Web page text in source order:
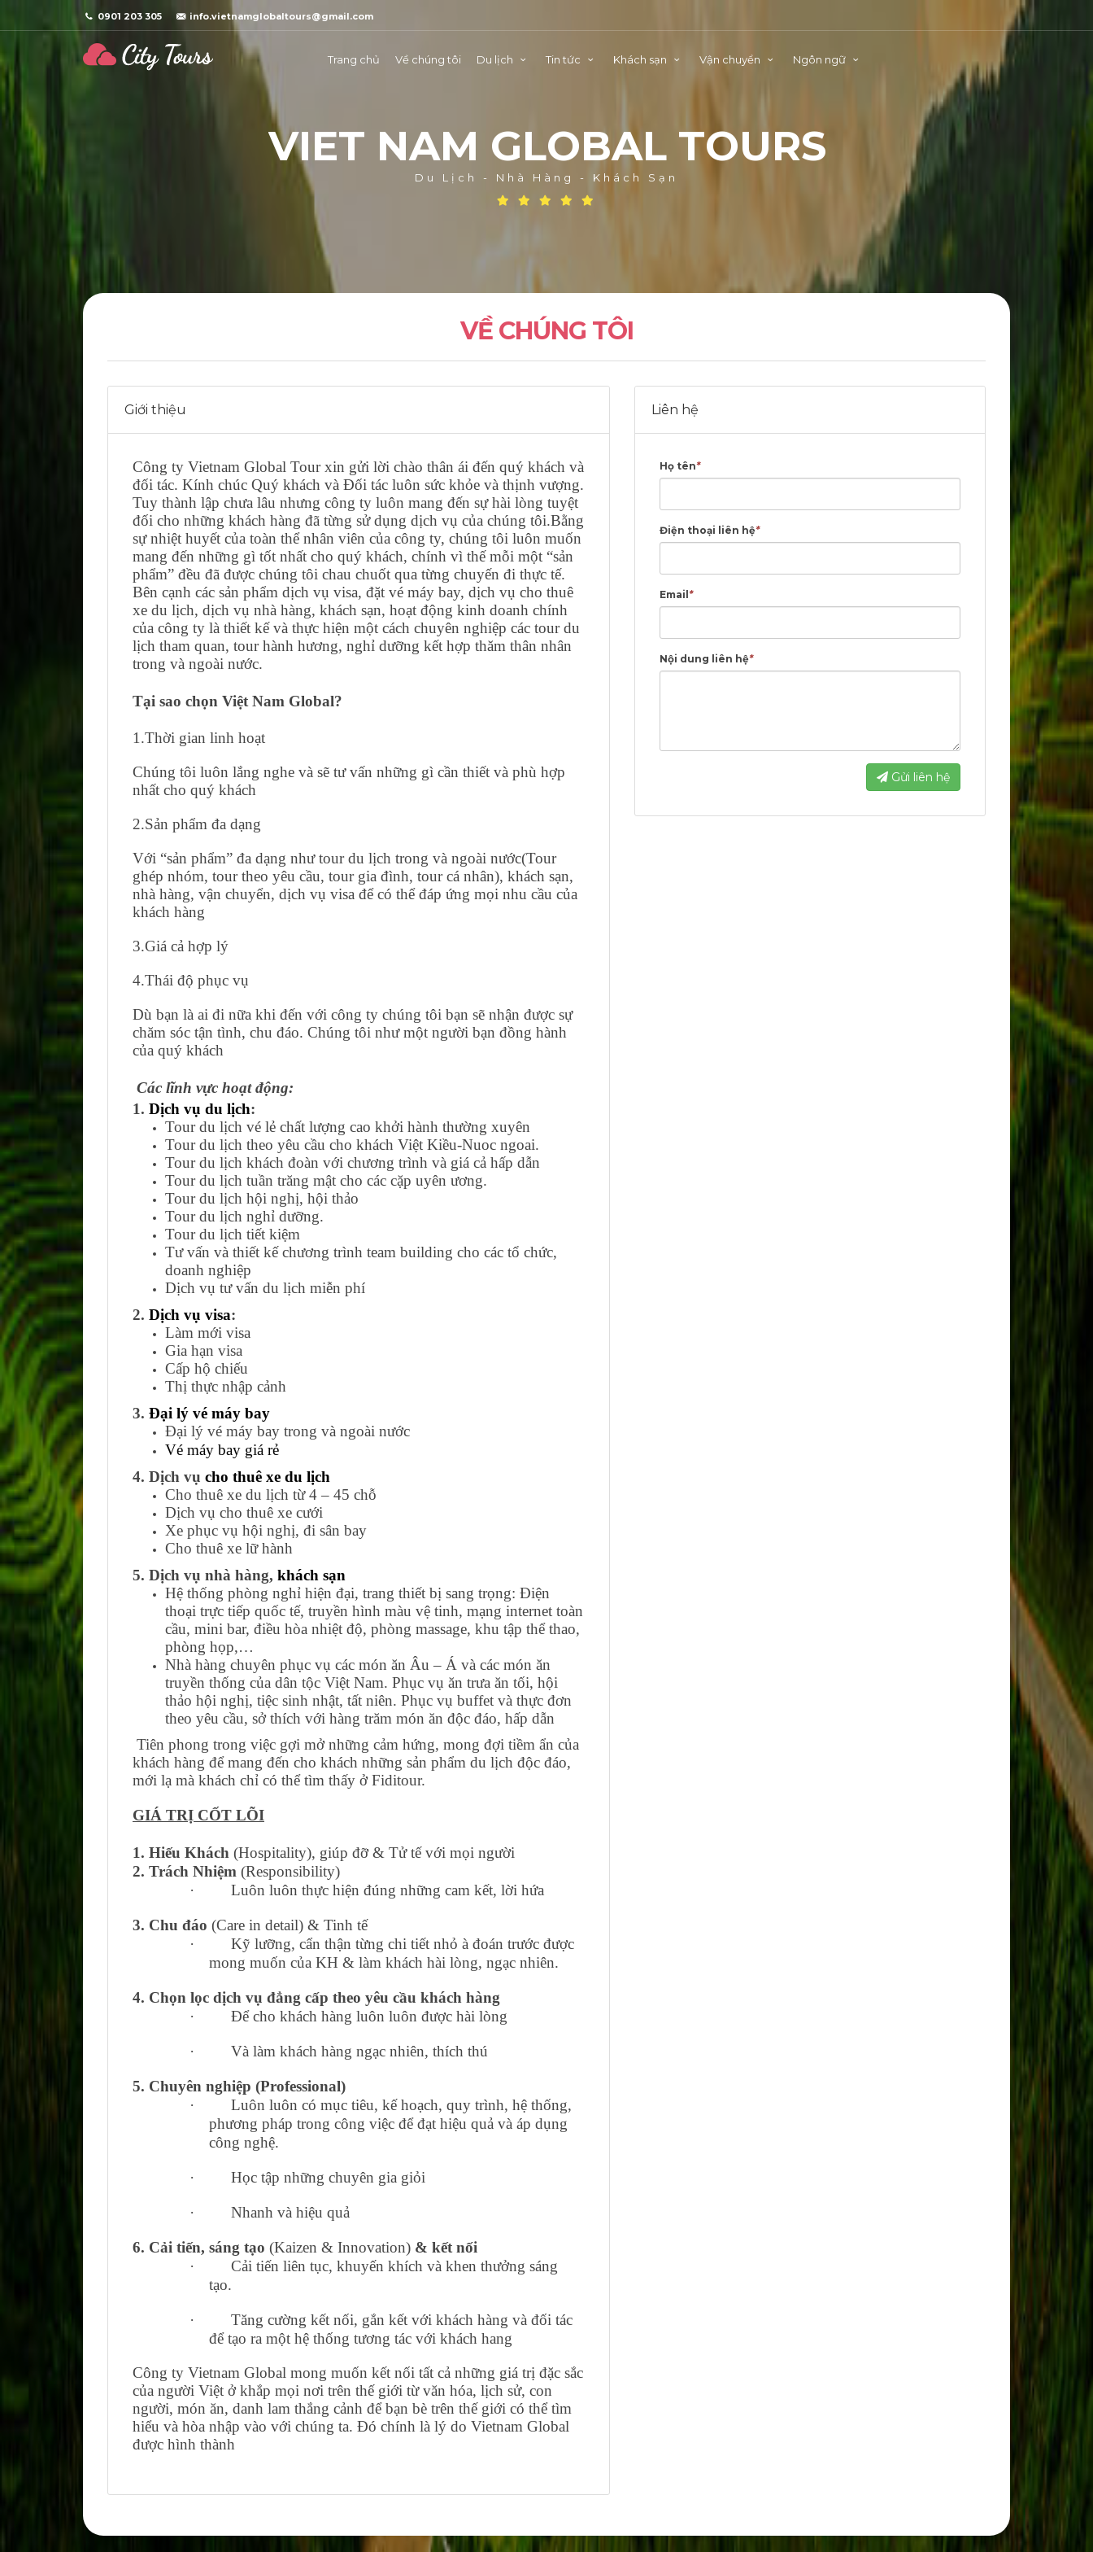
0901 203 305 info.vietnamglobaltours@gmail.com
Trang chủ Về chúng tôi Du lịch Tin tức Khách sạn Vận chuyển Ngôn ngữ
VIET NAM GLOBAL TOURS
Du Lịch - Nhà Hàng - Khách Sạn
VỀ CHÚNG TÔI
Giới thiệu
Công ty Vietnam Global Tour xin gửi lời chào thân ái đến quý khách và
đối tác. Kính chúc Quý khách và Đối tác luôn sức khỏe và thịnh vượng.
Tuy thành lập chưa lâu nhưng công ty luôn mang đến sự hài lòng tuyệt
đối cho những khách hàng đã từng sử dụng dịch vụ của chúng tôi.Bằng
sự nhiệt huyết của toàn thể nhân viên của công ty, chúng tôi luôn muốn
mang đến những gì tốt nhất cho quý khách, chính vì thế mỗi một “sản
phẩm” đều đã được chúng tôi chau chuốt qua từng chuyến đi thực tế.
Bên cạnh các sản phẩm dịch vụ visa, đặt vé máy bay, dịch vụ cho thuê
xe du lịch, dịch vụ nhà hàng, khách sạn, hoạt động kinh doanh chính
của công ty là thiết kế và thực hiện một cách chuyên nghiệp các tour du
lịch tham quan, tour hành hương, nghỉ dưỡng kết hợp thăm thân nhân
trong và ngoài nước.
Tại sao chọn Việt Nam Global?
1.Thời gian linh hoạt
Chúng tôi luôn lắng nghe và sẽ tư vấn những gì cần thiết và phù hợp
nhất cho quý khách
2.Sản phẩm đa dạng
Với “sản phẩm” đa dạng như tour du lịch trong và ngoài nước(Tour
ghép nhóm, tour theo yêu cầu, tour gia đình, tour cá nhân), khách sạn,
nhà hàng, vận chuyển, dịch vụ visa để có thể đáp ứng mọi nhu cầu của
khách hàng
3.Giá cả hợp lý
4.Thái độ phục vụ
Dù bạn là ai đi nữa khi đến với công ty chúng tôi bạn sẽ nhận được sự
chăm sóc tận tình, chu đáo. Chúng tôi như một người bạn đồng hành
của quý khách
Các lĩnh vực hoạt động:
1. Dịch vụ du lịch:
Tour du lịch vé lẻ chất lượng cao khởi hành thường xuyên
Tour du lịch theo yêu cầu cho khách Việt Kiều-Nuoc ngoai.
Tour du lịch khách đoàn với chương trình và giá cả hấp dẫn
Tour du lịch tuần trăng mật cho các cặp uyên ương.
Tour du lịch hội nghị, hội thảo
Tour du lịch nghỉ dưỡng.
Tour du lịch tiết kiệm
Tư vấn và thiết kế chương trình team building cho các tổ chức,
doanh nghiệp
Dịch vụ tư vấn du lịch miễn phí
2. Dịch vụ visa:
Làm mới visa
Gia hạn visa
Cấp hộ chiếu
Thị thực nhập cảnh
3. Đại lý vé máy bay
Đại lý vé máy bay trong và ngoài nước
Vé máy bay giá rẻ
4. Dịch vụ cho thuê xe du lịch
Cho thuê xe du lịch từ 4 – 45 chỗ
Dịch vụ cho thuê xe cưới
Xe phục vụ hội nghị, đi sân bay
Cho thuê xe lữ hành
5. Dịch vụ nhà hàng, khách sạn
Hệ thống phòng nghỉ hiện đại, trang thiết bị sang trọng: Điện
thoại trực tiếp quốc tế, truyền hình màu vệ tinh, mạng internet toàn
cầu, mini bar, điều hòa nhiệt độ, phòng massage, khu tập thể thao,
phòng họp,…
Nhà hàng chuyên phục vụ các món ăn Âu – Á và các món ăn
truyền thống của dân tộc Việt Nam. Phục vụ ăn trưa ăn tối, hội
thảo hội nghị, tiệc sinh nhật, tất niên. Phục vụ buffet và thực đơn
theo yêu cầu, sở thích với hàng trăm món ăn độc đáo, hấp dẫn
Tiên phong trong việc gợi mở những cảm hứng, mong đợi tiềm ẩn của
khách hàng để mang đến cho khách những sản phẩm du lịch độc đáo,
mới lạ mà khách chỉ có thể tìm thấy ở Fiditour.
GIÁ TRỊ CỐT LÕI
1. Hiếu Khách (Hospitality), giúp đỡ & Tử tế với mọi người
2. Trách Nhiệm (Responsibility)
·
Luôn luôn thực hiện đúng những cam kết, lời hứa
3. Chu đáo (Care in detail) & Tinh tế
·
Kỹ lưỡng, cẩn thận từng chi tiết nhỏ à đoán trước được
mong muốn của KH & làm khách hài lòng, ngạc nhiên.
4. Chọn lọc dịch vụ đẳng cấp theo yêu cầu khách hàng
·
Để cho khách hàng luôn luôn được hài lòng
· Và làm khách hàng ngạc nhiên, thích thú
5. Chuyên nghiệp (Professional)
·
Luôn luôn có mục tiêu, kế hoạch, quy trình, hệ thống,
phương pháp trong công việc để đạt hiệu quả và áp dụng
công nghệ.
· Học tập những chuyên gia giỏi
· Nhanh và hiệu quả
6. Cải tiến, sáng tạo (Kaizen & Innovation) & kết nối
·
Cải tiến liên tục, khuyến khích và khen thưởng sáng
tạo.
·
Tăng cường kết nối, gắn kết với khách hàng và đối tác
để tạo ra một hệ thống tương tác với khách hang
Công ty Vietnam Global mong muốn kết nối tất cả những giá trị đặc sắc
của người Việt ở khắp mọi nơi trên thế giới từ văn hóa, lịch sử, con
người, món ăn, danh lam thắng cảnh để bạn bè trên thế giới có thể tìm
hiểu và hòa nhập vào với chúng ta. Đó chính là lý do Vietnam Global
được hình thành
Liên hệ
Họ tên*
Điện thoại liên hệ*
Email *
Nội dung liên hệ*
Gửi liên hệ